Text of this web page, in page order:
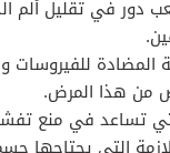
دور في تقليل ألم
المضادة
من هذا المرض.
تساعد في منع